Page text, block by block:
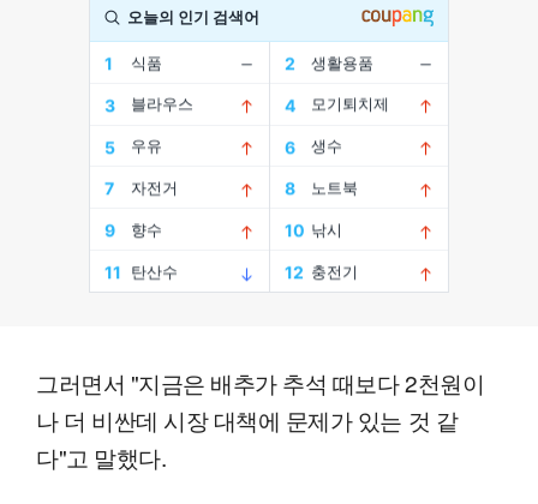
그러면서 "지금은 배추가 추석 때보다 2천원이
나 더 비싼데 시장 대책에 문제가 있는 것 같
다"고 말했다.